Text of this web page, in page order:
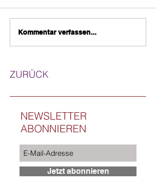
Kommentar verfassen...
ZURÜCK
NEWSLETTER
ABONNIEREN
Jetzt abonnieren